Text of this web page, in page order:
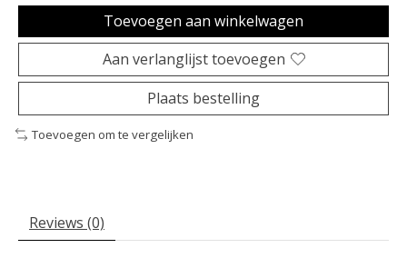
Toevoegen aan winkelwagen
Aan verlanglijst toevoegen
Plaats bestelling
Toevoegen om te vergelijken
Reviews (0)